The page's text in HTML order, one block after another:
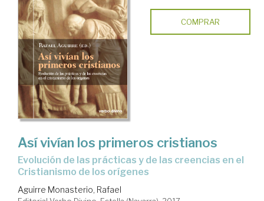
COMPRAR
Así vivían los primeros cristianos
evolución de las prácticas y de las creencias en el
Cristianismo de los orígenes
Aguirre Monasterio, Rafael